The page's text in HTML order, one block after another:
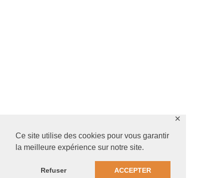
Ce site utilise des cookies pour vous garantir
la meilleure expérience sur notre site.
Refuser ACCEPTER
✕